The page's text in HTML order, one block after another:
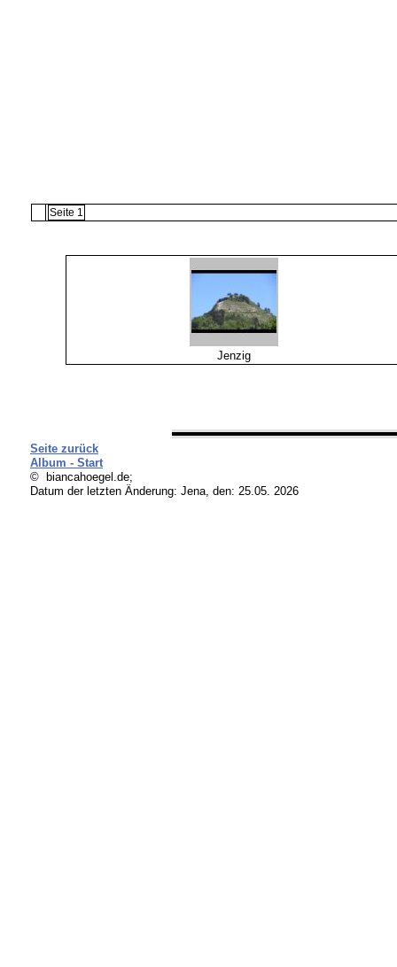
Seite 1
Jenzig
Seite zurück
Album - Start
© biancahoegel.de;
Datum der letzten Änderung: Jena, den: 25.05. 2026